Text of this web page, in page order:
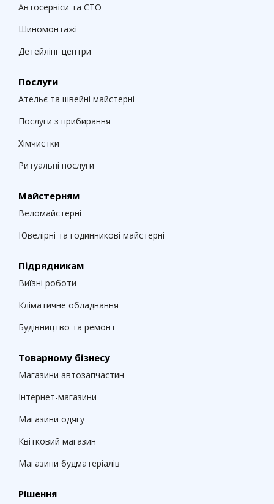
Автосервіси та СТО
Шиномонтажі
Детейлінг центри
Послуги
Ательє та швейні майстерні
Послуги з прибирання
Хімчистки
Ритуальні послуги
Майстерням
Веломайстерні
Ювелірні та годинникові майстерні
Підрядникам
Виїзні роботи
Кліматичне обладнання
Будівництво та ремонт
Товарному бізнесу
Магазини автозапчастин
Інтернет-магазини
Магазини одягу
Квітковий магазин
Магазини будматеріалів
Рішення